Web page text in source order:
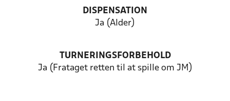
DISPENSATION
Ja (Alder)
TURNERINGSFORBEHOLD
Ja (Frataget retten til at spille om JM)